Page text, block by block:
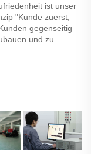
ist unser
"Kunde zuerst,
gegenseitig
und zu